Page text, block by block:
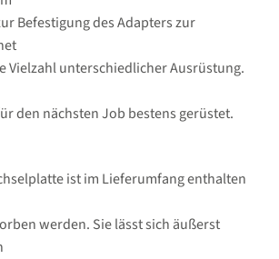
Befestigung des Adapters zur
Vielzahl unterschiedlicher Ausrüstung.
den nächsten Job bestens gerüstet.
ist im Lieferumfang enthalten
werden. Sie lässt sich äußerst